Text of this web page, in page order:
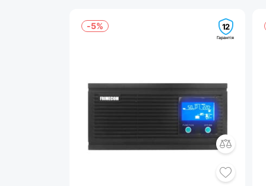
-5% 12
Гарантія